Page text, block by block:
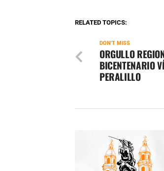
RELATED TOPICS:
DON'T MISS
ORGULLO
BICENTENARIO
PERALILLO